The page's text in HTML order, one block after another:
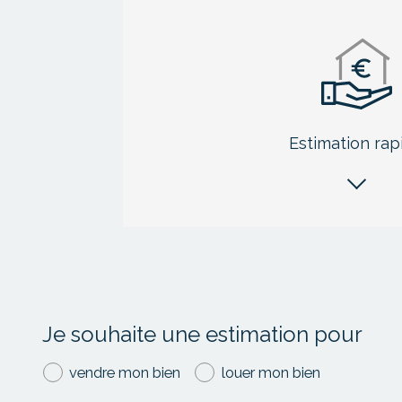
Estimation
Je souhaite une estimation pour
vendre mon bien louer mon bien